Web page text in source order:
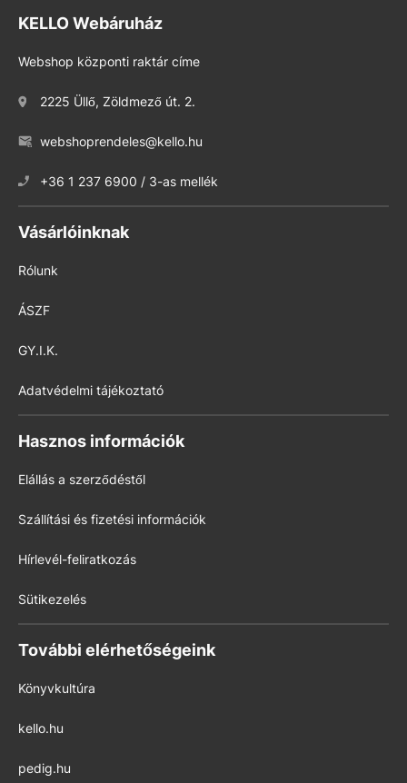
KELLO Webáruház
Webshop központi raktár címe
2225 Üllő, Zöldmező út. 2.
webshoprendeles@kello.hu
+36 1 237 6900 / 3-as mellék
Vásárlóinknak
Rólunk
ÁSZF
GY.I.K.
Adatvédelmi tájékoztató
Hasznos információk
Elállás a szerződéstől
Szállítási és fizetési információk
Hírlevél-feliratkozás
Sütikezelés
További elérhetőségeink
Könyvkultúra
kello.hu
pedig.hu